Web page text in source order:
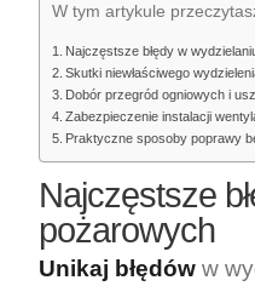
W tym artykule
Najczęstsze błędy w
Skutki niewłaściwego
Dobór przegród ogniowych i
Zabezpieczenie instalacji
Praktyczne sposoby poprawy
Najczęstsze
pożarowych
Unikaj błędów w